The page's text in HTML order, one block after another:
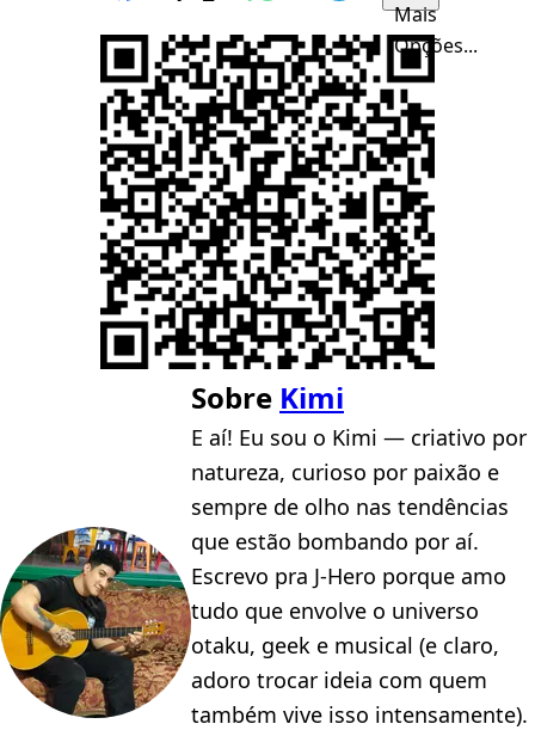
Mais
Opções...
Sobre Kimi
E aí! Eu sou o Kimi — criativo por
natureza, curioso por paixão e
sempre de olho nas tendências
que estão bombando por aí.
Escrevo pra J-Hero porque amo
tudo que envolve o universo
otaku, geek e musical (e claro,
adoro trocar ideia com quem
também vive isso intensamente).